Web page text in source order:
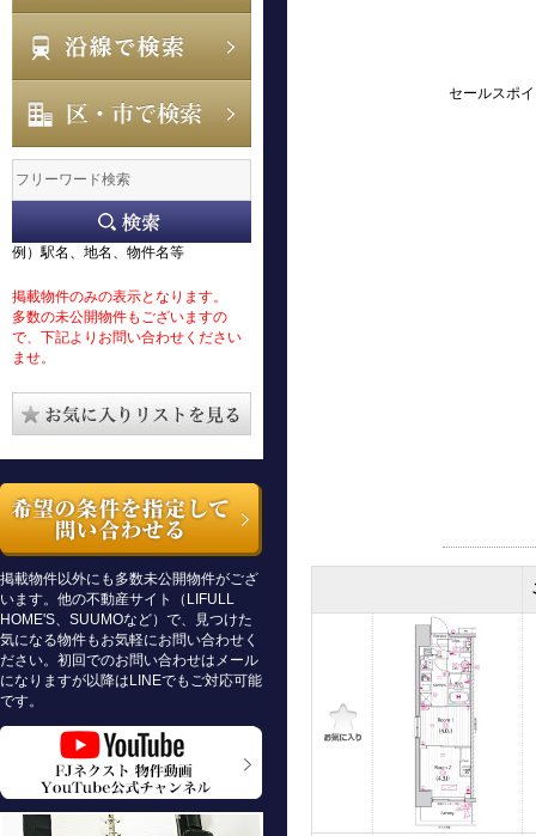
例）駅名、地名、物件名等
掲載物件のみの表示となります。
多数の未公開物件もございますの
で、下記よりお問い合わせください
ませ。
掲載物件以外にも多数未公開物件がござ
います。他の不動産サイト（LIFULL
HOME'S、SUUMOなど）で、見つけた
気になる物件もお気軽にお問い合わせく
ださい。初回でのお問い合わせはメール
になりますが以降はLINEでもご対応可能
です。
セールスポ